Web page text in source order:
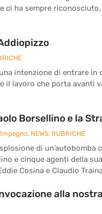
ci ha sempre
intenzione di entrare
il lavoro che porta avanti
Borsellino e la
, NEWS, RUBRICHE
di
e cinque agenti della
Cosina e Claudio
alla